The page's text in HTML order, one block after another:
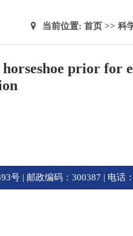
当前位置:首页 >>科
prior for
号 | 邮政编码：300387 | 电话